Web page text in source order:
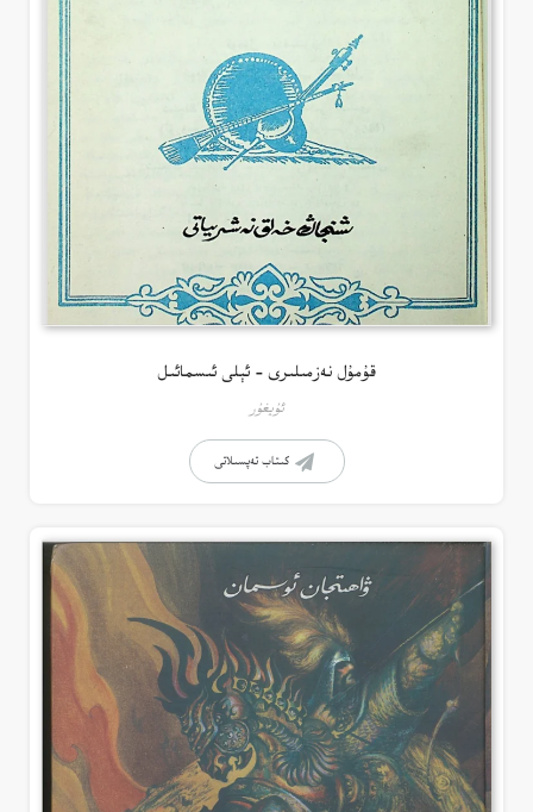
قۇمۇل نەزمىلىرى – ئېلى ئىسمائىل
ئۇيغۇر
كىتاب تەپسىلاتى